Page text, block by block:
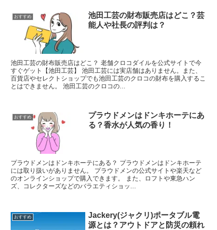
おすすめ
池田工芸の財布販売店はどこ？芸
能人や社長の評判は？
池田工芸の財布販売店はどこ？ 老舗クロコダイルを公式サイトで今
すぐゲット【池田工芸】 池田工芸には実店舗はありません。また、
百貨店やセレクトショップでも池田工芸のクロコの財布を購入するこ
とはできません。 池田工芸のクロコの...
おすすめ
プラウドメンはドンキホーテにあ
る？香水が人気の香り！
プラウドメンはドンキホーテにある？ プラウドメンはドンキホーテ
には取り扱いがありません。 プラウドメンの公式サイトや楽天など
のオンラインショップで購入できます。 また、ロフトや東急ハン
ズ、コレクターズなどのバラエティショッ...
おすすめ
Jackery(ジャクリ)ポータブル電
源とは？アウトドアと防災の頼れ